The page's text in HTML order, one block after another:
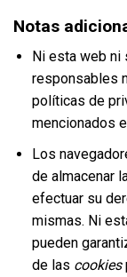
Notas
Ni esta web ni
responsables
políticas de
mencionados
Los
de almacenar
efectuar su
mismas. Ni
pueden
de las cookies